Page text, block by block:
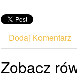
Dodaj Komentarz
Zobacz